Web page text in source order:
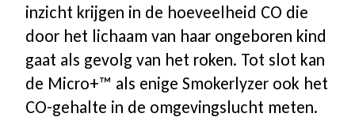
inzicht krijgen in de hoeveelheid CO die
door het lichaam van haar ongeboren kind
gaat als gevolg van het roken. Tot slot kan
de Micro+™ als enige Smokerlyzer ook het
CO-gehalte in de omgevingslucht meten.